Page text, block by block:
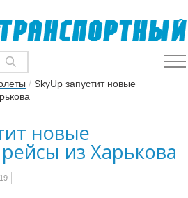
/ SkyUp запустит новые
новые
из Харькова